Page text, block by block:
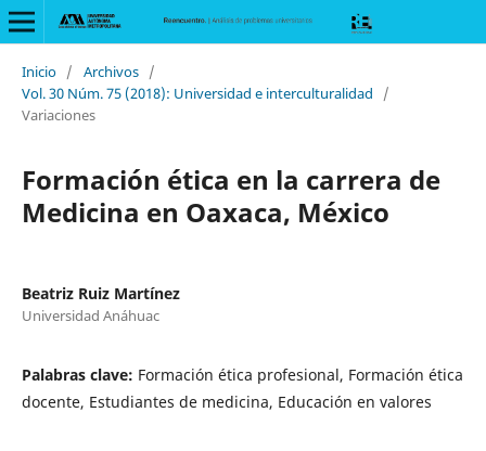
Inicio / Archivos /
Vol. 30 Núm. 75 (2018): Universidad e interculturalidad
/
Variaciones
Formación ética en la carrera de
Medicina en Oaxaca, México
Beatriz Ruiz Martínez
Universidad Anáhuac
Palabras clave: Formación ética profesional, Formación ética
docente, Estudiantes de medicina, Educación en valores